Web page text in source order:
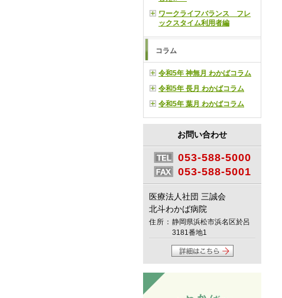
ワークライフバランス フレ
ックスタイム利用者編
コラム
令和5年 神無月 わかばコラム
令和5年 長月 わかばコラム
令和5年 葉月 わかばコラム
お問い合わせ
053-588-5000
053-588-5001
医療法人社団 三誠会
北斗わかば病院
住所： 静岡県浜松市浜名区於呂
3181番地1